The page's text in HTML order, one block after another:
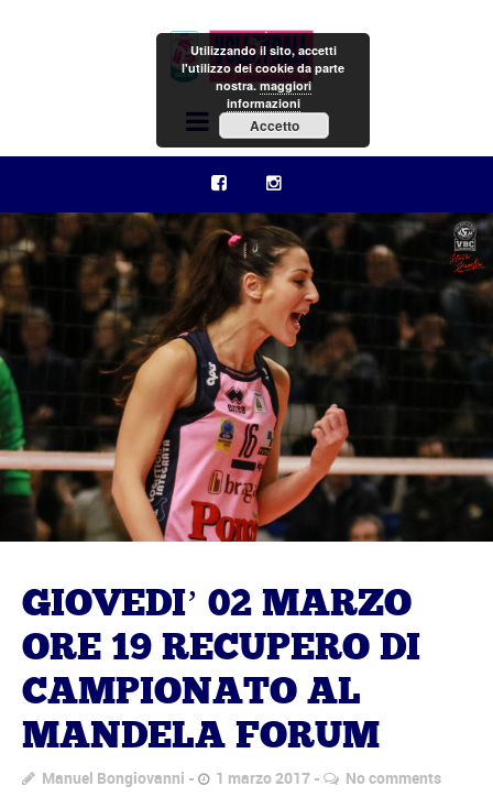
Menu
GIOVEDI’ 02 MARZO
ORE 19 RECUPERO DI
CAMPIONATO AL
MANDELA FORUM
Manuel Bongiovanni 1 marzo 2017 No comments
Utilizzando il sito, accetti
l'utilizzo dei cookie da parte
nostra.maggiori
informazioni
Accetto